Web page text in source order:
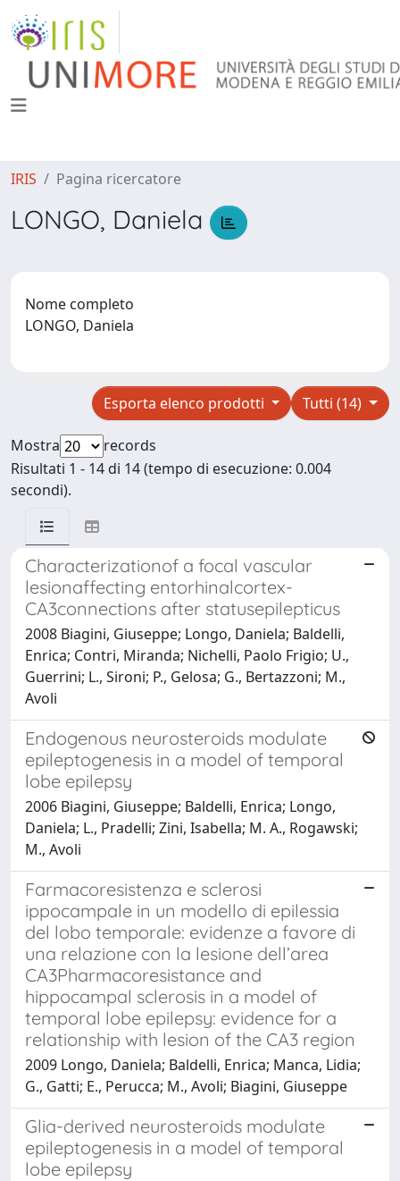
IRIS Pagina ricercatore
LONGO, Daniela
Nome completo
LONGO, Daniela
Tutti (14)
Esporta elenco prodotti
Mostra
records
Risultati 1 - 14 di 14 (tempo di esecuzione: 0.004
secondi).
Characterizationof a focal vascular
lesionaffecting entorhinalcortex-
CA3connections after statusepilepticus
2008 Biagini, Giuseppe; Longo, Daniela; Baldelli,
Enrica; Contri, Miranda; Nichelli, Paolo Frigio; U.,
Guerrini; L., Sironi; P., Gelosa; G., Bertazzoni; M.,
Avoli
Endogenous neurosteroids modulate
epileptogenesis in a model of temporal
lobe epilepsy
2006 Biagini, Giuseppe; Baldelli, Enrica; Longo,
Daniela; L., Pradelli; Zini, Isabella; M. A., Rogawski;
M., Avoli
Farmacoresistenza e sclerosi
ippocampale in un modello di epilessia
del lobo temporale: evidenze a favore di
una relazione con la lesione dell’area
CA3Pharmacoresistance and
hippocampal sclerosis in a model of
temporal lobe epilepsy: evidence for a
relationship with lesion of the CA3 region
2009 Longo, Daniela; Baldelli, Enrica; Manca, Lidia;
G., Gatti; E., Perucca; M., Avoli; Biagini, Giuseppe
Glia-derived neurosteroids modulate
epileptogenesis in a model of temporal
lobe epilepsy